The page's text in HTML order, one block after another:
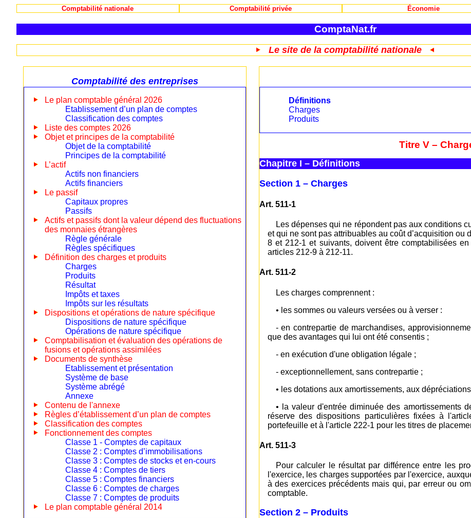
Comptabilité nationale Comptabilité privée Économie
ComptaNat.fr
Le site de la comptabilité nationale
Définitions
Charges
Produits
Titre V –
Chapitre I – Définitions
Section 1 – Charges
Art. 511-1
Les dépenses qui ne répondent pas aux conditions
et qui ne sont pas attribuables au coût d’acquisition
8 et 212-1 et suivants, doivent être comptabilisées
articles 212-9 à 212-11.
Art. 511-2
Les charges comprennent :
• les sommes ou valeurs versées ou à verser :
- en contrepartie de marchandises,
que des avantages qui lui ont été consentis ;
- en exécution d'une obligation légale ;
- exceptionnellement, sans contrepartie ;
• les dotations aux amortissements, aux
• la valeur d'entrée diminuée des amortissements
réserve des dispositions particulières fixées à
portefeuille et à l'article 222-1 pour les titres de
Art. 511-3
Pour calculer le résultat par différence entre les
l'exercice, les charges supportées par l'exercice,
à des exercices précédents mais qui, par erreur ou
comptable.
Section 2 – Produits
Comptabilité des entreprises
Le plan comptable général 2026
Etablissement d’un plan de comptes
Classification des comptes
Liste des comptes 2026
Objet et principes de la comptabilité
Objet de la comptabilité
Principes de la comptabilité
L’actif
Actifs non financiers
Actifs financiers
Le passif
Capitaux propres
Passifs
Actifs et passifs dont la valeur dépend des fluctuations
des monnaies étrangères
Règle générale
Règles spécifiques
Définition des charges et produits
Charges
Produits
Résultat
Impôts et taxes
Impôts sur les résultats
Dispositions et opérations de nature spécifique
Dispositions de nature spécifique
Opérations de nature spécifique
Comptabilisation et évaluation des opérations de
fusions et opérations assimilées
Documents de synthèse
Etablissement et présentation
Système de base
Système abrégé
Annexe
Contenu de l'annexe
Règles d’établissement d’un plan de comptes
Classification des comptes
Fonctionnement des comptes
Classe 1 - Comptes de capitaux
Classe 2 : Comptes d’immobilisations
Classe 3 : Comptes de stocks et en-cours
Classe 4 : Comptes de tiers
Classe 5 : Comptes financiers
Classe 6 : Comptes de charges
Classe 7 : Comptes de produits
Le plan comptable général 2014